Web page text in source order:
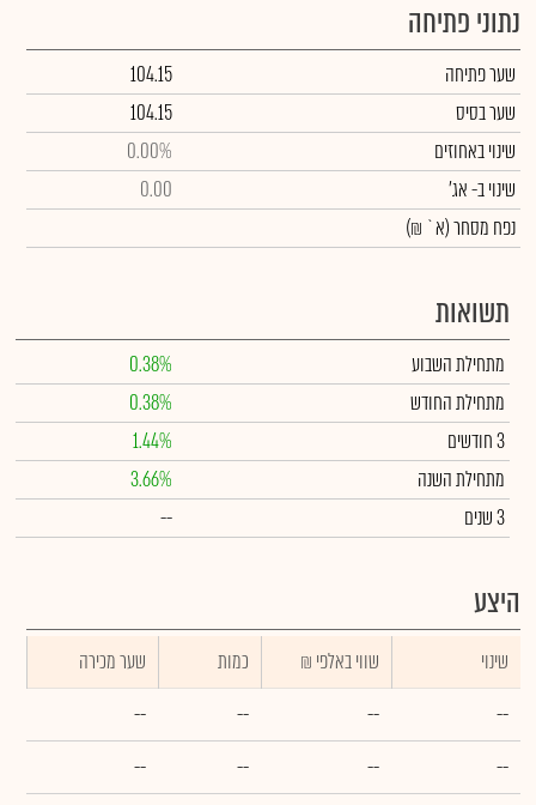
נתוני פתיחה
שער פתיחה
104.15
שער בסיס
104.15
שינוי באחוזים
0.00%
שינויב- אג'
0.00
נפח מסחר(א` ₪)
תשואות
מתחילת השבוע
0.38%
מתחילת החודש
0.38%
3 חודשים
1.44%
מתחילת השנה
3.66%
3 שנים
--
היצע
שינוי ₪ שווי באלפי כמות
שער מכירה
--
--
--
--
--
--
--
--